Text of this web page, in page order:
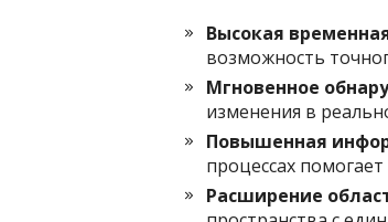
Высокая
возможность
Мгновенное
изменения в
Повышенная
процессах
Расширение